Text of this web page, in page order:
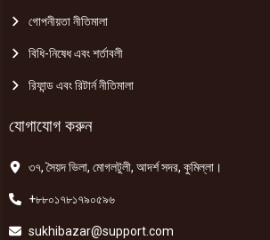
গোপনীয়তা নীতিমালা
বিধি-নিষেধ এবং শর্তাবলী
রিফান্ড এবং রিটার্ন নীতিমালা
যোগাযোগ করুন
৩৭, সৈয়দ ভিলা, মোগলটুলী, আদর্শ সদর, কুমিল্লা।
+৮৮০১৭৮১৭৯০৫৯৬
sukhibazar@support.com